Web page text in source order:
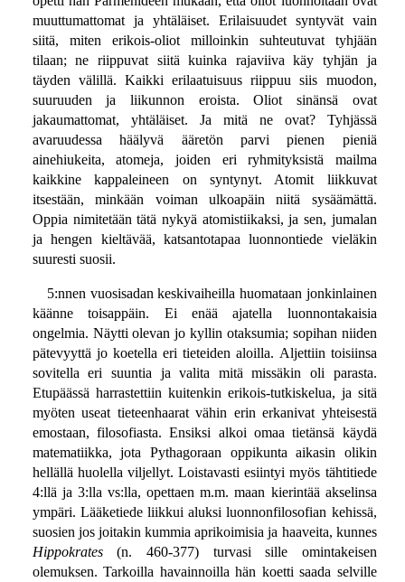
muuttumattomat ja yhtäläiset. Erilaisuudet syntyvät vain
siitä, miten erikois-oliot milloinkin suhteutuvat tyhjään
tilaan; ne riippuvat siitä kuinka rajaviiva käy tyhjän ja
täyden välillä. Kaikki erilaatuisuus riippuu siis muodon,
suuruuden ja liikunnon eroista. Oliot sinänsä ovat
jakaumattomat, yhtäläiset. Ja mitä ne ovat? Tyhjässä
avaruudessa häälyvä ääretön parvi pienen pieniä
ainehiukeita, atomeja, joiden eri ryhmityksistä mailma
kaikkine kappaleineen on syntynyt. Atomit liikkuvat
itsestään, minkään voiman ulkoapäin niitä sysäämättä.
Oppia nimitetään tätä nykyä atomistiikaksi, ja sen, jumalan
ja hengen kieltävää, katsantotapaa luonnontiede vieläkin
suuresti suosii.
5:nnen vuosisadan keskivaiheilla huomataan jonkinlainen
käänne toisappäin. Ei enää ajatella luonnontakaisia
ongelmia. Näytti olevan jo kyllin otaksumia; sopihan niiden
pätevyyttä jo koetella eri tieteiden aloilla. Aljettiin toisiinsa
sovitella eri suuntia ja valita mitä missäkin oli parasta.
Etupäässä harrastettiin kuitenkin erikois-tutkiskelua, ja sitä
myöten useat tieteenhaarat vähin erin erkanivat yhteisestä
emostaan, filosofiasta. Ensiksi alkoi omaa tietänsä käydä
matematiikka, jota Pythagoraan oppikunta aikasin olikin
hellällä huolella viljellyt. Loistavasti esiintyi myös tähtitiede
4:llä ja 3:lla vs:lla, opettaen m.m. maan kierintää akselinsa
ympäri. Lääketiede liikkui aluksi luonnonfilosofian kehissä,
suosien jos joitakin kummia aprikoimisia ja haaveita, kunnes
Hippokrates(n. 460-377) turvasi sille omintakeisen
olemuksen. Tarkoilla havainnoilla hän koetti saada selville